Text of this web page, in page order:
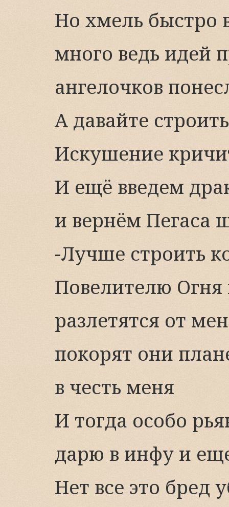
Но хмель быстро
много ведь идей
ангелочков
А давайте
Искушение
И ещё введем
и вернём Пегаса
-Лучше строить
Повелителю
разлетятся от
покорят они
в честь меня
И тогда особо
дарю в инфу и
Нет все это бред